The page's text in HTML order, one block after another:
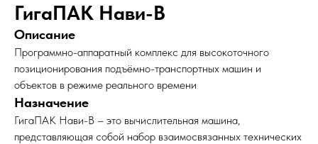
ГигаПАК Нави-В
Описание
Программно-аппаратный комплекс для высокоточного
позиционирования подъёмно-транспортных машин и
объектов в режиме реального времени
Назначение
ГигаПАК Нави-В – это вычислительная машина,
представляющая собой набор взаимосвязанных технических